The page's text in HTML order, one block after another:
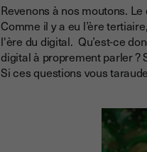
Revenons à nos moutons.
Comme il y a eu l’ère
l'ère du digital. Qu’est-ce
digital à proprement parler ?
Si ces questions vous